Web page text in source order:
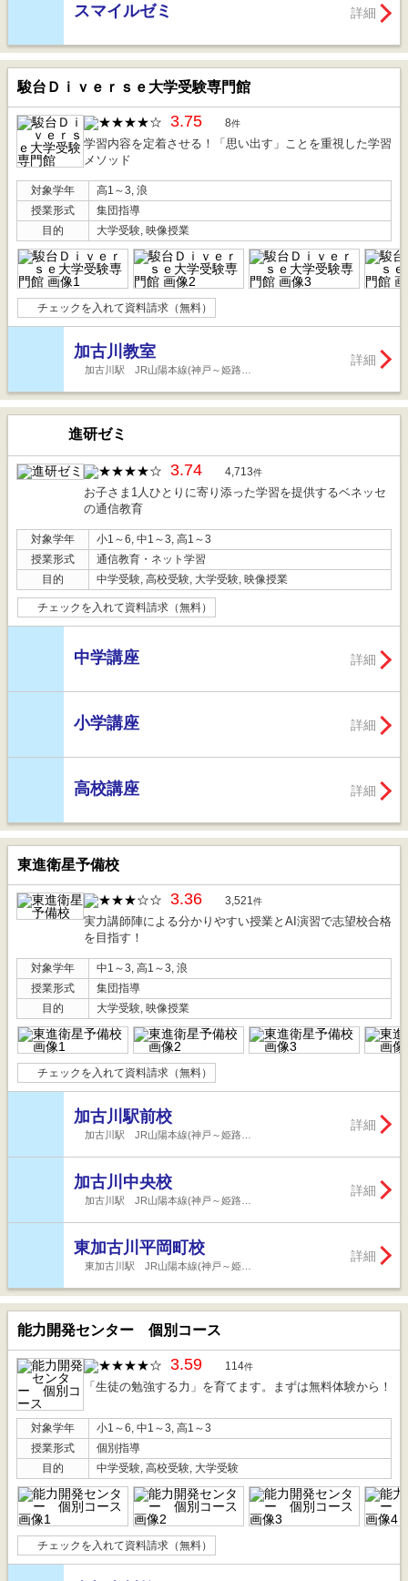
スマイルゼミ 詳細
駿台Ｄｉｖｅｒｓｅ大学受験専門館
3.75 8件
学習内容を定着させる！「思い出す」ことを重視した学習
メソッド
対象学年
高1～3, 浪
授業形式
集団指導
目的
大学受験, 映像授業
チェックを入れて資料請求（無料）
加古川教室
加古川駅 JR山陽本線(神戸～姫路…
詳細
進研ゼミ
3.74 4,713件
お子さま1人ひとりに寄り添った学習を提供するベネッセ
の通信教育
対象学年
小1～6, 中1～3, 高1～3
授業形式
通信教育・ネット学習
目的
中学受験, 高校受験, 大学受験, 映像授業
チェックを入れて資料請求（無料）
中学講座 詳細
小学講座 詳細
高校講座 詳細
東進衛星予備校
3.36 3,521件
実力講師陣による分かりやすい授業とAI演習で志望校合格
を目指す！
対象学年
中1～3, 高1～3, 浪
授業形式
集団指導
目的
大学受験, 映像授業
チェックを入れて資料請求（無料）
加古川駅前校
加古川駅 JR山陽本線(神戸～姫路…
詳細
加古川中央校
加古川駅 JR山陽本線(神戸～姫路…
詳細
東加古川平岡町校
東加古川駅 JR山陽本線(神戸～姫…
詳細
能力開発センター 個別コース
3.59 114件
「生徒の勉強する力」を育てます。まずは無料体験から！
対象学年
小1～6, 中1～3, 高1～3
授業形式
個別指導
目的
中学受験, 高校受験, 大学受験
チェックを入れて資料請求（無料）